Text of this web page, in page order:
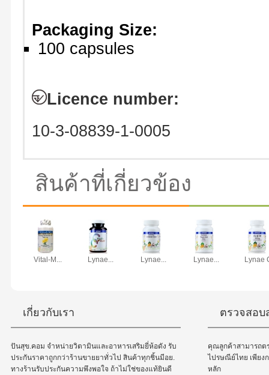
Packaging Size:
100 capsules
Licence number:
10-3-08839-1-0005
สินค้าที่เกี่ยวข้อง
Vital-M... Lynae... Lynae... Lynae... Lynae
เกี่ยวกับเรา
ปันสุข.คอม จำหน่ายวิตามินและอาหารเสริมยี่ห้อดัง รับ
ประกันราคาถูกกว่าร้านขายยาทั่วไป สินค้าทุกชิ้นมีอย.
ทางร้านรับประกันความพึงพอใจ ถ้าไม่ใช่ของแท้ยินดี
ตรวจสอ
คุณลูกค้าสามารถต
ไปรษณีย์ไทย เพียง
หลัก